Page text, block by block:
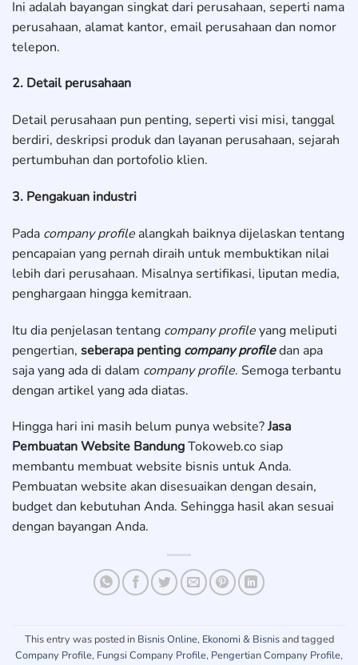
Ini adalah bayangan singkat dari perusahaan, seperti nama
perusahaan, alamat kantor, email perusahaan dan nomor
telepon.
2. Detail perusahaan
Detail perusahaan pun penting, seperti visi misi, tanggal
berdiri, deskripsi produk dan layanan perusahaan, sejarah
pertumbuhan dan portofolio klien.
3. Pengakuan industri
Pada company profile alangkah baiknya dijelaskan tentang
pencapaian yang pernah diraih untuk membuktikan nilai
lebih dari perusahaan. Misalnya sertifikasi, liputan media,
penghargaan hingga kemitraan.
Itu dia penjelasan tentang company profileyang meliputi
pengertian, seberapa penting company profiledan apa
saja yang ada di dalam company profile. Semoga terbantu
dengan artikel yang ada diatas.
Hingga hari ini masih belum punya website?Jasa
Pembuatan Website BandungTokoweb.co siap
membantu membuat website bisnis untuk Anda.
Pembuatan website akan disesuaikan dengan desain,
budget dan kebutuhan Anda. Sehingga hasil akan sesuai
dengan bayangan Anda.
This entry was posted in Bisnis Online, Ekonomi & Bisnisand tagged
Company Profile, Fungsi Company Profile, Pengertian Company Profile,